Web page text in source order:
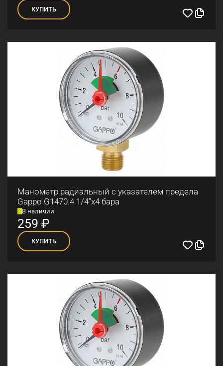
КУПИТЬ
Манометр радиальный с указателем предела
Gappo G1470.4 1/4"x4 бара
В наличии
259 ₽
КУПИТЬ